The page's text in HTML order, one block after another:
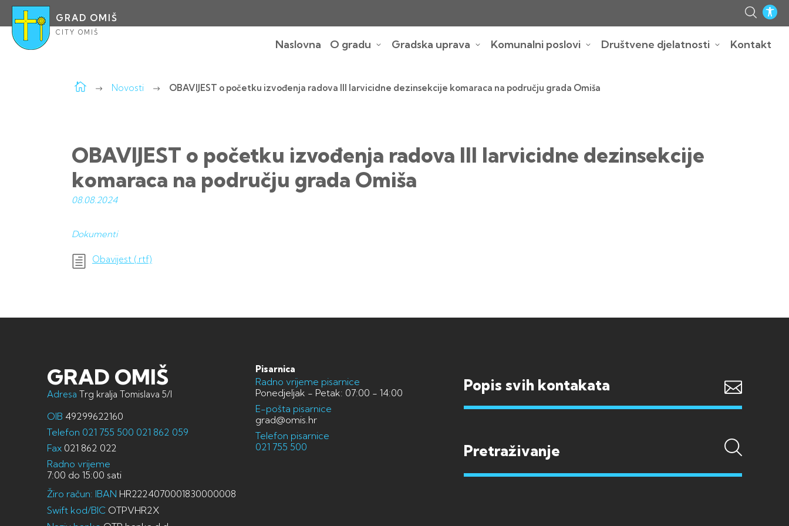
GRAD OMIŠ
CITY OMIŠ
Naslovna O gradu Gradska uprava Komunalni poslovi Društvene djelatnosti Kontakt
Novosti OBAVIJEST o početku izvođenja radova III larvicidne dezinsekcije komaraca na području grada Omiša
OBAVIJEST o početku izvođenja radova III larvicidne dezinsekcije
komaraca na području grada Omiša
08.08.2024
Dokumenti
Obavijest (.rtf)
GRAD OMIŠ
Adresa Trg kralja Tomislava 5/I
OIB 49299622160
Telefon 021 755 500 021 862 059
Fax 021 862 022
Radno vrijeme
7:00 do 15:00 sati
Žiro račun: IBAN HR2224070001830000008
Swift kod/BIC OTPVHR2X
Pisarnica
Radno vrijeme pisarnice
Ponedjeljak - Petak: 07:00 - 14:00
E-pošta pisarnice
grad@omis.hr
Telefon pisarnice
021 755 500
Popis svih kontakata